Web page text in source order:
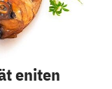
eniten